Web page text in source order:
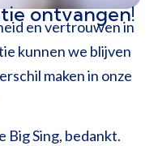
ontvangen!
en vertrouwen in
kunnen we blijven
maken in onze
Big Sing, bedankt.